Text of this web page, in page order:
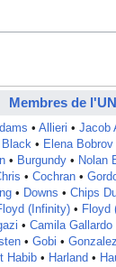
Membres de
• Allieri • Jacob
Black• Elena Bobrov
• Burgundy• Nolan
• Cochran•
• Downs • Chips
(Infinity) • Floyd
• Camila Gallardo
• Gobi • Gonzalez
Habib • Harland •